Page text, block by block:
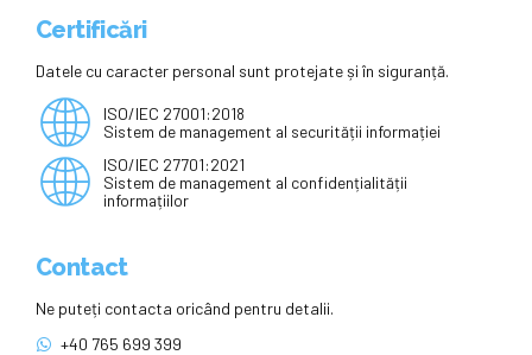
Certificări
Datele cu caracter personal sunt protejate și în siguranță.
ISO/IEC 27001:2018
Sistem de management al securității informației
ISO/IEC 27701:2021
Sistem de management al confidențialității
informațiilor
Contact
Ne puteți contacta oricând pentru detalii.
+40 765 699 399